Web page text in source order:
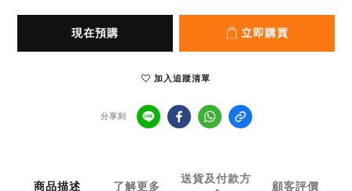
現在預購 立即購買
加入追蹤清單
分享到
商品描述 了解更多
送貨及付款方
顧客評價